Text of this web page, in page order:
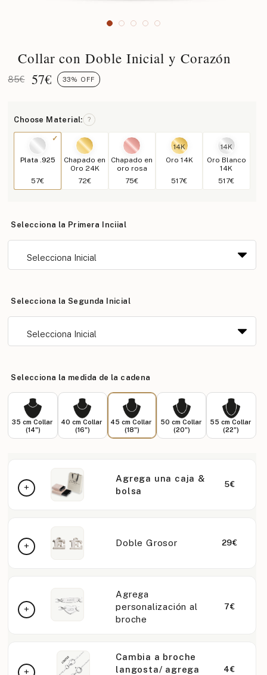
Collar con Doble Inicial y Corazón
85€ 57€ 33% OFF
Choose Material: ?
Plata .925
57€
Chapado en
Oro 24K
72€
Chapado en
oro rosa
75€
14K
Oro 14K
517€
14K
Oro Blanco
14K
517€
Selecciona la Primera Inciial
Selecciona la Segunda Inicial
Selecciona la medida de la cadena
35 cm Collar
(14")
40 cm Collar
(16")
45 cm Collar
(18")
50 cm Collar
(20")
55 cm Collar
(22")
Agrega una caja &
bolsa
5€
Doble Grosor 29€
Agrega
personalización al
broche
7€
Cambia a broche
langosta/ agrega
4€